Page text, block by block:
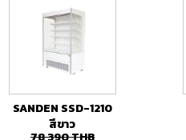
SANDEN SSD-1210
สีขาว